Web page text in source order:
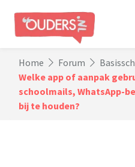
Home Forum
Welke app of aanpak
schoolmails, WhatsApp-
bij te houden?